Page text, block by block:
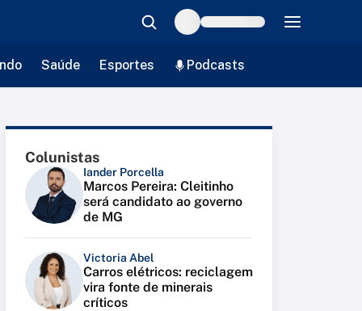
Saúde Esportes Podcasts
Colunistas
Iander Porcella
Marcos Pereira: Cleitinho
será candidato ao governo
de MG
Victoria Abel
Carros elétricos: reciclagem
vira fonte de minerais
críticos